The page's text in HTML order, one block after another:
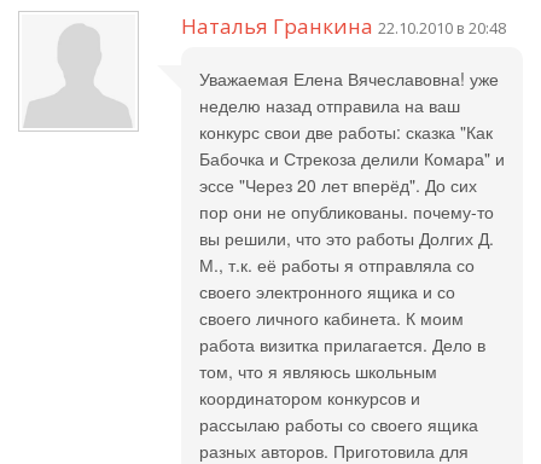
Наталья Гранкина 22.10.2010 в 20:48
Уважаемая Елена Вячеславовна! уже
неделю назад отправила на ваш
конкурс свои две работы: сказка "Как
Бабочка и Стрекоза делили Комара" и
эссе "Через 20 лет вперёд". До сих
пор они не опубликованы. почему-то
вы решили, что это работы Долгих Д.
М., т.к. её работы я отправляла со
своего электронного ящика и со
своего личного кабинета. К моим
работа визитка прилагается. Дело в
том, что я являюсь школьным
координатором конкурсов и
рассылаю работы со своего ящика
разных авторов. Приготовила для